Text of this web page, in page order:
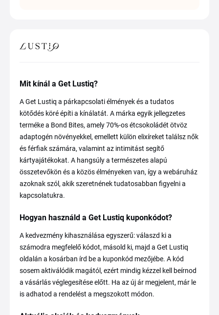
Mit kínál a Get Lustiq?
A Get Lustiq a párkapcsolati élmények és a tudatos
kötődés köré építi a kínálatát. A márka egyik jellegzetes
terméke a Bond Bites, amely 70%-os étcsokoládét ötvöz
adaptogén növényekkel, emellett külön elixíreket találsz nők
és férfiak számára, valamint az intimitást segítő
kártyajátékokat. A hangsúly a természetes alapú
összetevőkön és a közös élményeken van, így a webáruház
azoknak szól, akik szeretnének tudatosabban figyelni a
kapcsolatukra.
Hogyan használd a Get Lustiq kuponkódot?
A kedvezmény kihasználása egyszerű: válaszd ki a
számodra megfelelő kódot, másold ki, majd a Get Lustiq
oldalán a kosárban írd be a kuponkód mezőjébe. A kód
sosem aktiválódik magától, ezért mindig kézzel kell beírnod
a vásárlás véglegesítése előtt. Ha az új ár megjelent, már le
is adhatod a rendelést a megszokott módon.